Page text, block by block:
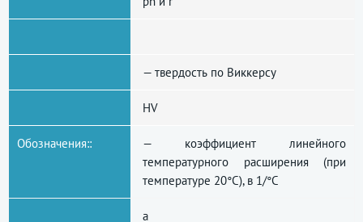
— твердость по Виккерсу
HV
Обозначения::
— коэффициент линейного
температурного расширения (при
температуре 20°С), в 1/°С
а